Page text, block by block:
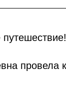
провела